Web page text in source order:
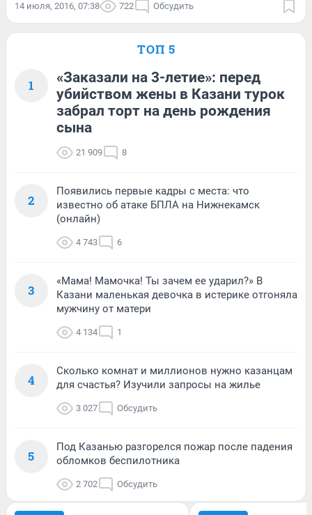
14 июля, 2016, 07:38 722 Обсудить
ТОП 5
1
«Заказали на 3-летие»: перед
убийством жены в Казани турок
забрал торт на день рождения
сына
21 909 8
2
Появились первые кадры с места: что
известно об атаке БПЛА на Нижнекамск
(онлайн)
4 743 6
3
«Мама! Мамочка! Ты зачем ее ударил?» В
Казани маленькая девочка в истерике отгоняла
мужчину от матери
4 134 1
4
Сколько комнат и миллионов нужно казанцам
для счастья? Изучили запросы на жилье
3 027 Обсудить
5
Под Казанью разгорелся пожар после падения
обломков беспилотника
2 702 Обсудить